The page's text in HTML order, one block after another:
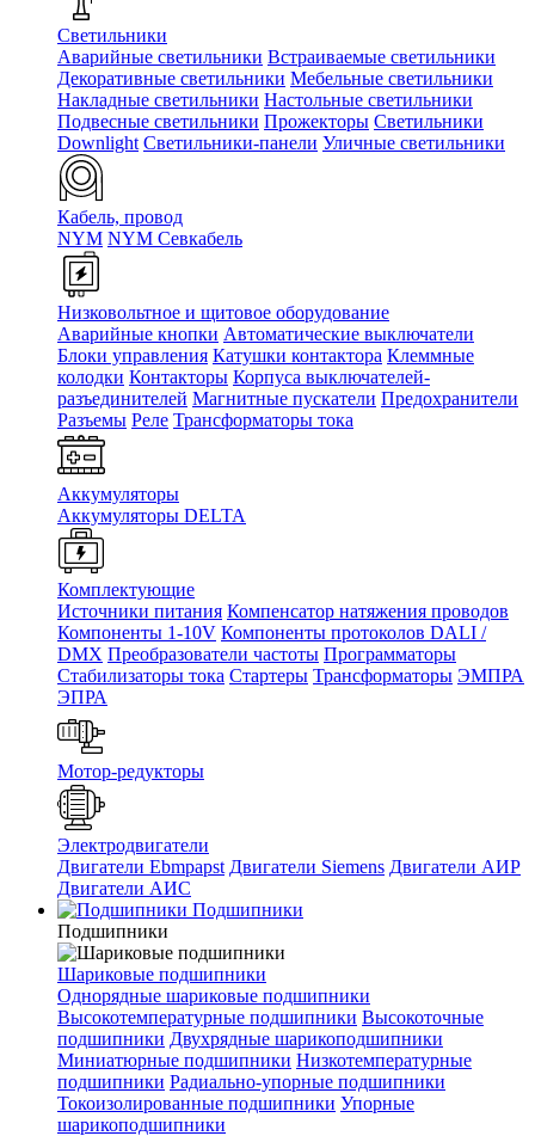
Светильники
Аварийные светильники Встраиваемые светильники
Декоративные светильники Мебельные светильники
Накладные светильники Настольные светильники
Подвесные светильники Прожекторы Светильники
Downlight Светильники-панели Уличные светильники
Кабель, провод
NYM NYM Севкабель
Низковольтное и щитовое оборудование
Аварийные кнопки Автоматические выключатели
Блоки управления Катушки контактора Клеммные
колодки Контакторы Корпуса выключателей-
разъединителей Магнитные пускатели Предохранители
Разъемы Реле Трансформаторы тока
Аккумуляторы
Аккумуляторы DELTA
Комплектующие
Источники питания Компенсатор натяжения проводов
Компоненты 1-10V Компоненты протоколов DALI /
DMX Преобразователи частоты Программаторы
Стабилизаторы тока Стартеры Трансформаторы ЭМПРА
ЭПРА
Мотор-редукторы
Электродвигатели
Двигатели Ebmpapst Двигатели Siemens Двигатели АИР
Двигатели АИС
Подшипники
Подшипники
Шариковые подшипники
Однорядные шариковые подшипники
Высокотемпературные подшипники Высокоточные
подшипники Двухрядные шарикоподшипники
Миниатюрные подшипники Низкотемпературные
подшипники Радиально-упорные подшипники
Токоизолированные подшипники Упорные
шарикоподшипники